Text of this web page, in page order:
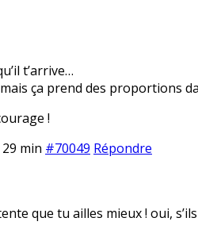
t’arrive…
ça prend des proportions
!
min #70049 Répondre
que tu ailles mieux ! oui,